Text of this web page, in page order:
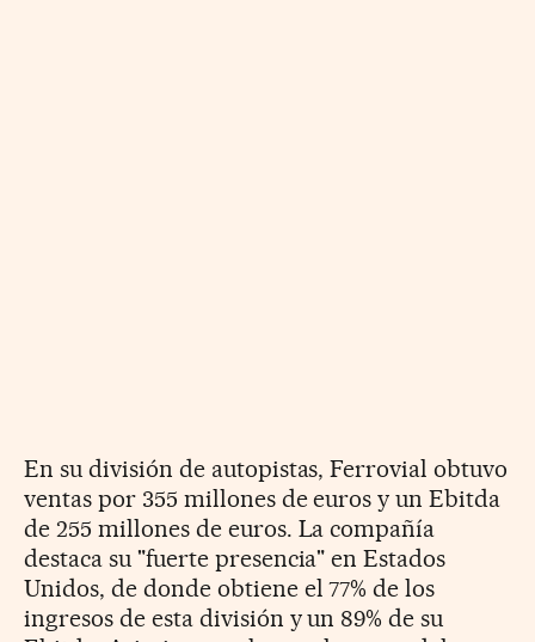
En su división de autopistas, Ferrovial obtuvo
ventas por 355 millones de euros y un Ebitda
de 255 millones de euros. La compañía
destaca su "fuerte presencia" en Estados
Unidos, de donde obtiene el 77% de los
ingresos de esta división y un 89% de su